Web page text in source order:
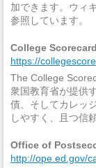
加できます。ウィ
参照しています。
College Scorecard
https://
The College
衆国教育省が提供
債、そしてカレッ
しやすく、且つ信
Office of
http://ope.ed.gov/